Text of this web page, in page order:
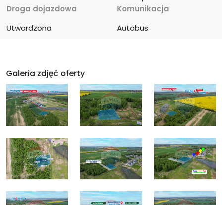
Droga dojazdowa
Utwardzona
Komunikacja
Autobus
Galeria zdjęć oferty